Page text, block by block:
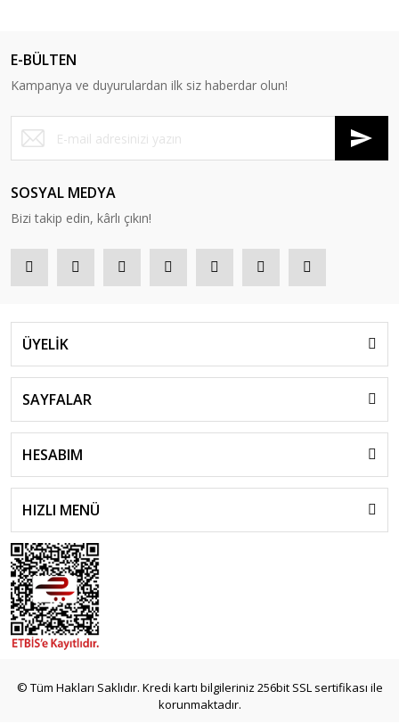
E-BÜLTEN
Kampanya ve duyurulardan ilk siz haberdar olun!
SOSYAL MEDYA
Bizi takip edin, kârlı çıkın!
ÜYELİK
SAYFALAR
HESABIM
HIZLI MENÜ
© Tüm Hakları Saklıdır. Kredi kartı bilgileriniz 256bit SSL sertifikası ile
korunmaktadır.